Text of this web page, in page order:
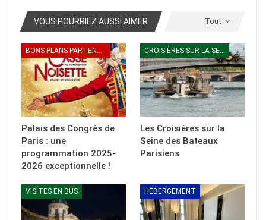
Tout
VOUS POURRIEZ AUSSI AIMER
Palais des Congrès de
Paris : une
programmation 2025-
2026 exceptionnelle !
Les Croisières sur la
Seine des Bateaux
Parisiens
VISITES EN BUS HÉBERGEMENT